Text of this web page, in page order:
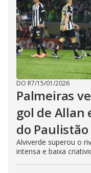
DO R7/15/01/2026
Palmeiras
gol de Allan
do Paulistão
Alviverde superou o
intensa e baixa